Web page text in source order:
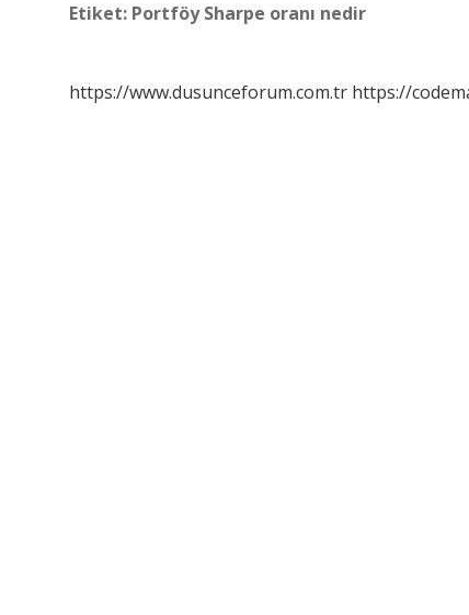
Etiket: Portföy Sharpe oranı nedir
https://www.dusunceforum.com.tr https://